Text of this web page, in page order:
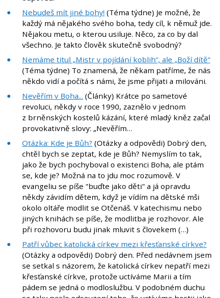
Nebudeš mít jiné bohy! (Téma týdne) Je možné, že
každý má nějakého svého boha, tedy cíl, k němuž jde.
Nějakou metu, o kterou usiluje. Něco, za co by dal
všechno. Je takto člověk skutečně svobodný?
Nemáme titul „Mistr v pojídání koblih“, ale „Boží dítě“
(Téma týdne) To znamená, že někam patříme, že nás
někdo vidí a počítá s námi, že jsme přijati a milováni.
Nevěřím v Boha... (Články) Krátce po sametové
revoluci, někdy v roce 1990, zaznělo v jednom
z brněnských kostelů kázání, které mladý kněz začal
provokativně slovy: „Nevěřím…
Otázka: Kde je Bůh? (Otázky a odpovědi) Dobrý den,
chtěl bych se zeptat, kde je Bůh? Nemyslím to tak,
jako že bych pochyboval o existenci Boha, ale ptám
se, kde je? Možná na to jdu moc rozumově. V
evangeliu se píše "buďte jako děti" a já opravdu
někdy závidím dětem, když je vídím na dětské mši
okolo oltáře modlit se Otčenáš. V katechismu nebo
jiných knihách se píše, že modlitba je rozhovor. Ale
při rozhovoru budu jinak mluvit s človekem (…)
Patří vůbec katolická církev mezi křesťanské církve?
(Otázky a odpovědi) Dobrý den. Před nedávnem jsem
se setkal s názorem, že katolická církev nepatří mezi
křesťanské církve, protože uctíváme Marii a tím
pádem se jedná o modloslužbu. V podobném duchu